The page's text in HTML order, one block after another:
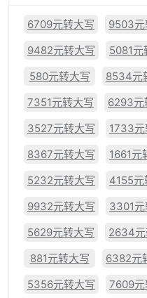
6709元转大写 9503元
9482元转大写
5081元
580元转大写
8534元
7351元转大写
6293元
3527元转大写
1733元
8367元转大写
1661元
5232元转大写
4155元
9932元转大写
3301元
5629元转大写
2634元
881元转大写
6382元
5356元转大写
7609元